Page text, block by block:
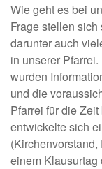
Wie geht es bei
Frage stellen
darunter auch
in unserer
wurden
und die
Pfarrei für die
entwickelte sich
einem Klausurtag